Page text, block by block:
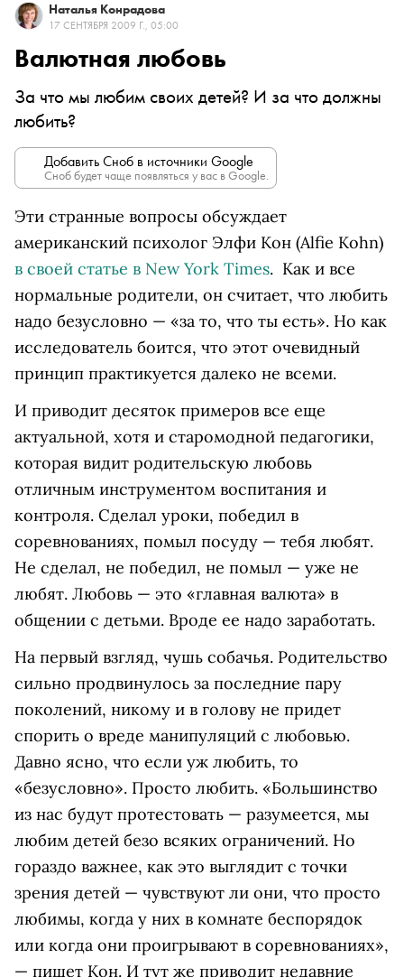
Наталья Конрадова
17 СЕНТЯБРЯ 2009 Г., 05:00
Валютная любовь
За что мы любим своих детей? И за что должны
любить?
Добавить Сноб в источники Google
Сноб будет чаще появляться у вас в Google.
Эти странные вопросы обсуждает
американский психолог Элфи Кон (Alfie Kohn)
в своей статье в New York Times. Как и все
нормальные родители, он считает, что любить
надо безусловно — «за то, что ты есть». Но как
исследователь боится, что этот очевидный
принцип практикуется далеко не всеми.
И приводит десяток примеров все еще
актуальной, хотя и старомодной педагогики,
которая видит родительскую любовь
отличным инструментом воспитания и
контроля. Сделал уроки, победил в
соревнованиях, помыл посуду — тебя любят.
Не сделал, не победил, не помыл — уже не
любят. Любовь — это «главная валюта» в
общении с детьми. Вроде ее надо заработать.
На первый взгляд, чушь собачья. Родительство
сильно продвинулось за последние пару
поколений, никому и в голову не придет
спорить о вреде манипуляций с любовью.
Давно ясно, что если уж любить, то
«безусловно». Просто любить. «Большинство
из нас будут протестовать — разумеется, мы
любим детей безо всяких ограничений. Но
гораздо важнее, как это выглядит с точки
зрения детей — чувствуют ли они, что просто
любимы, когда у них в комнате беспорядок
или когда они проигрывают в соревнованиях»,
— пишет Кон. И тут же приводит недавние